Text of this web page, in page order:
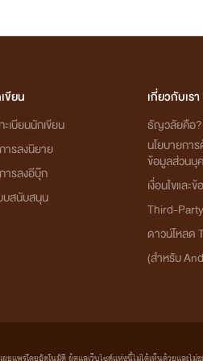
ขียน
เบียนนักเขียน
ารลงนิยาย
ารลงอีบุ๊ก
บสนับสนุน
เกี่ยวกับเรา
ธัญวลัยคือ?
นโยบายกา
ข้อมูลส่วนบุ
เงื่อนไขและ
Third-
ดาวน์โหลด
(สำหรับ
ยแพร่โดยอัตโนมัติ ผู้ดูแลเว็บไซต์แห่งนี้ไม่ได้เห็นด้วยและ